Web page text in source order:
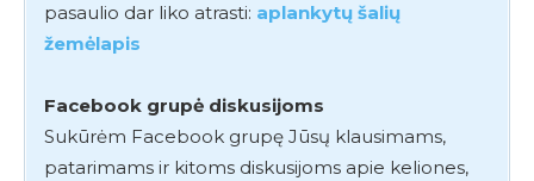
pasaulio dar liko atrasti: aplankytų šalių
žemėlapis
Facebook grupė diskusijoms
Sukūrėm Facebook grupę Jūsų klausimams,
patarimams ir kitoms diskusijoms apie keliones,